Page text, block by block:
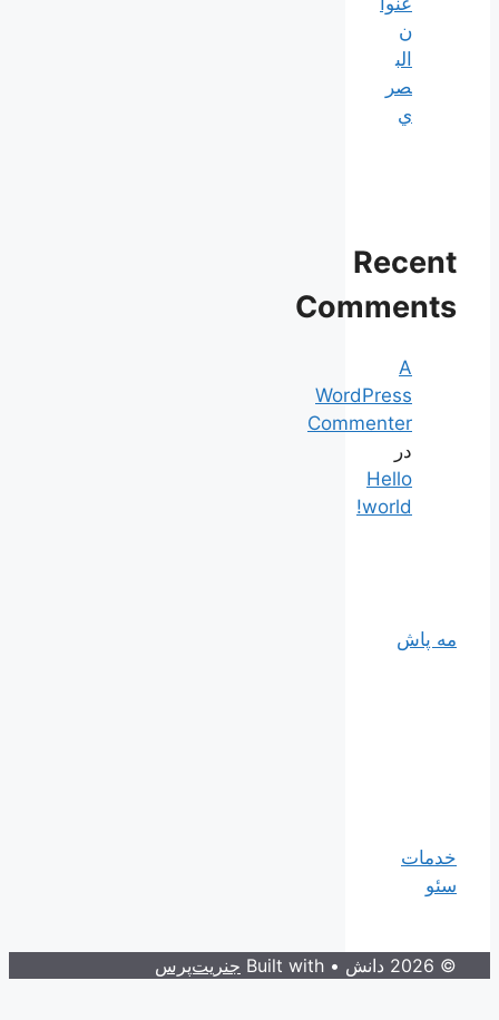
ن
الب
صر
ي
Recent
Comments
A
WordPress
Commenter
در
Hello
world!
مه پاش
خدمات
سئو
© 2026 دانش • Built with جنریت‌پرس